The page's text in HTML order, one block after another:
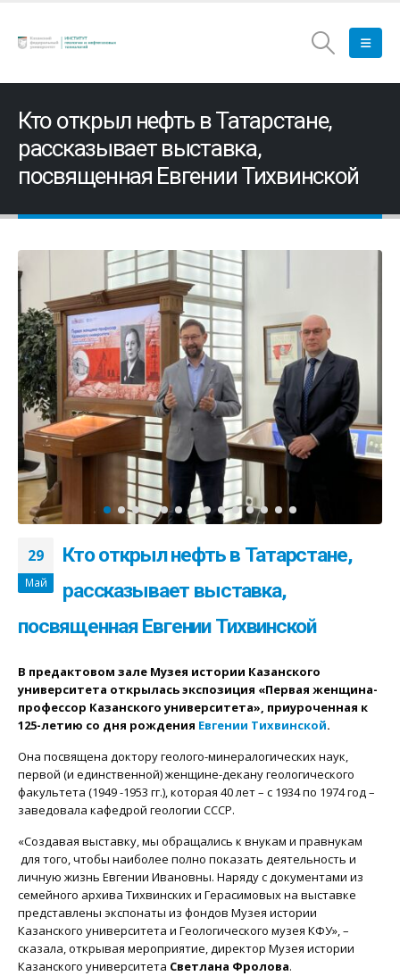
Кто открыл нефть в Татарстане,
рассказывает выставка,
посвященная Евгении Тихвинской
29
Май
Кто открыл нефть в Татарстане,
рассказывает выставка,
посвященная Евгении Тихвинской
В предактовом зале Музея истории Казанского
университета открылась экспозиция «Первая женщина-
профессор Казанского университета», приуроченная к
125-летию со дня рождения Евгении Тихвинской.
Она посвящена доктору геолого-минералогических наук,
первой (и единственной) женщине-декану геологического
факультета (1949 -1953 гг.), которая 40 лет – с 1934 по 1974 год –
заведовала кафедрой геологии СССР.
«Создавая выставку, мы обращались к внукам и правнукам
для того, чтобы наиболее полно показать деятельность и
личную жизнь Евгении Ивановны. Наряду с документами из
семейного архива Тихвинских и Герасимовых на выставке
представлены экспонаты из фондов Музея истории
Казанского университета и Геологического музея КФУ», –
сказала, открывая мероприятие, директор Музея истории
Казанского университета Светлана Фролова.